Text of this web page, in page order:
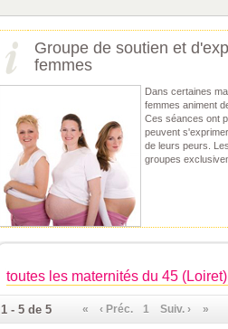
Groupe de soutien et
femmes
Dans certaines
femmes animent
Ces séances ont
peuvent
de leurs peurs.
groupes
toutes les maternités du 45 (Loiret)
1 - 5 de 5 « ‹ Préc. 1 Suiv. › »